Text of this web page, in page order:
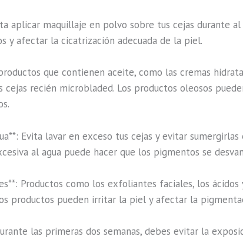
aplicar maquillaje en polvo sobre tus cejas durante
y afectar la cicatrización adecuada de la piel.
que contienen aceite, como las cremas
recién microbladed. Los productos oleosos
Evita lavar en exceso tus cejas y evitar
al agua puede hacer que los pigmentos se
Productos como los exfoliantes faciales, los
productos pueden irritar la piel y afectar la
las primeras dos semanas, debes evitar la